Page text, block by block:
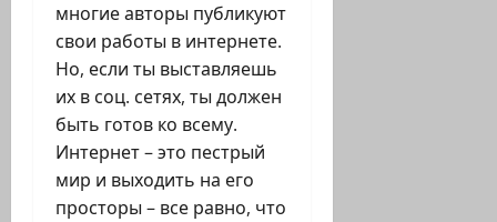
многие авторы публикуют
свои работы в интернете.
Но, если ты выставляешь
их в соц. сетях, ты должен
быть готов ко всему.
Интернет – это пестрый
мир и выходить на его
просторы – все равно, что